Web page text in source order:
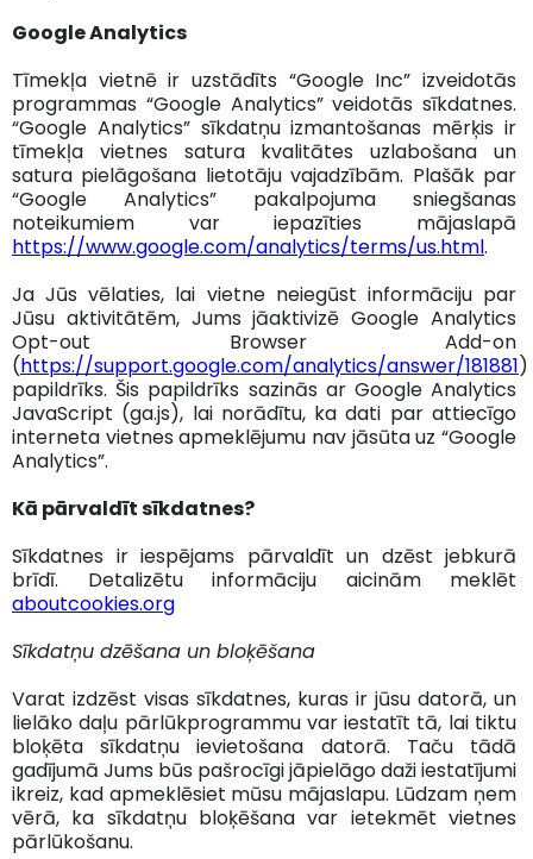
Google Analytics
Tīmekļa vietnē ir uzstādīts “Google Inc” izveidotās
programmas “Google Analytics” veidotās sīkdatnes.
“Google Analytics” sīkdatņu izmantošanas mērķis ir
tīmekļa vietnes satura kvalitātes uzlabošana un
satura pielāgošana lietotāju vajadzībām. Plašāk par
“Google Analytics” pakalpojuma sniegšanas
noteikumiem var iepazīties mājaslapā
https://www.google.com/analytics/terms/us.html.
Ja Jūs vēlaties, lai vietne neiegūst informāciju par
Jūsu aktivitātēm, Jums jāaktivizē Google Analytics
Opt-out Browser Add-on
(https://support.google.com/analytics/answer/181881)
papildrīks. Šis papildrīks sazinās ar Google Analytics
JavaScript (ga.js), lai norādītu, ka dati par attiecīgo
interneta vietnes apmeklējumu nav jāsūta uz “Google
Analytics”.
Kā pārvaldīt sīkdatnes?
Sīkdatnes ir iespējams pārvaldīt un dzēst jebkurā
brīdī. Detalizētu informāciju aicinām meklēt
aboutcookies.org
Sīkdatņu dzēšana un bloķēšana
Varat izdzēst visas sīkdatnes, kuras ir jūsu datorā, un
lielāko daļu pārlūkprogrammu var iestatīt tā, lai tiktu
bloķēta sīkdatņu ievietošana datorā. Taču tādā
gadījumā Jums būs pašrocīgi jāpielāgo daži iestatījumi
ikreiz, kad apmeklēsiet mūsu mājaslapu. Lūdzam ņem
vērā, ka sīkdatņu bloķēšana var ietekmēt vietnes
pārlūkošanu.